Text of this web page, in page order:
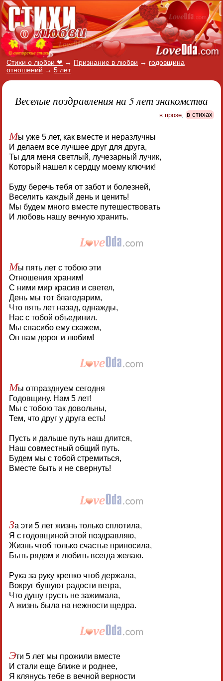
Стихи о любви ❤ → Признание в любви → годовщина
отношений → 5 лет
Веселые поздравления на 5 лет знакомства
в прозе, в стихах
Мы уже 5 лет, как вместе и неразлучны
И делаем все лучшее друг для друга,
Ты для меня светлый, лучезарный лучик,
Который нашел к сердцу моему ключик!
Буду беречь тебя от забот и болезней,
Веселить каждый день и ценить!
Мы будем много вместе путешествовать
И любовь нашу вечную хранить.
Мы пять лет с тобою эти
Отношения храним!
С ними мир красив и светел,
День мы тот благодарим,
Что пять лет назад, однажды,
Нас с тобой объединил.
Мы спасибо ему скажем,
Он нам дорог и любим!
Мы отпразднуем сегодня
Годовщину. Нам 5 лет!
Мы с тобою так довольны,
Тем, что друг у друга есть!
Пусть и дальше путь наш длится,
Наш совместный общий путь.
Будем мы с тобой стремиться,
Вместе быть и не свернуть!
За эти 5 лет жизнь только сплотила,
Я с годовщиной этой поздравляю,
Жизнь чтоб только счастье приносила,
Быть рядом и любить всегда желаю.
Рука за руку крепко чтоб держала,
Вокруг бушуют радости ветра,
Что душу грусть не зажимала,
А жизнь была на нежности щедра.
Эти 5 лет мы прожили вместе
И стали еще ближе и роднее,
Я клянусь тебе в вечной верности